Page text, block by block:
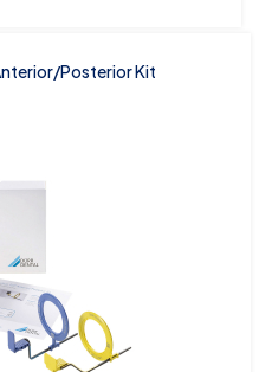
Posterior Kit